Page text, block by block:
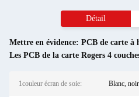
Détail
Mettre en évidence: PCB de carte à
Les PCB de la carte Rogers 4
1couleur écran de soie: Blanc,